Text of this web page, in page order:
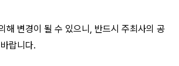
해 변경이 될 수 있으니, 반드시 주최사의 공
랍니다.